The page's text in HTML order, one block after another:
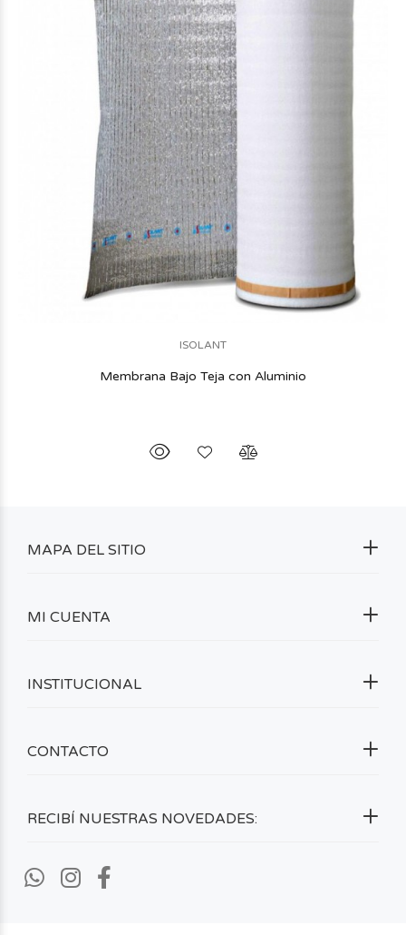
ISOLANT
Membrana Bajo Teja con Aluminio
RECIBÍ NUESTRAS NOVEDADES:
MAPA DEL SITIO
MI CUENTA
INSTITUCIONAL
CONTACTO